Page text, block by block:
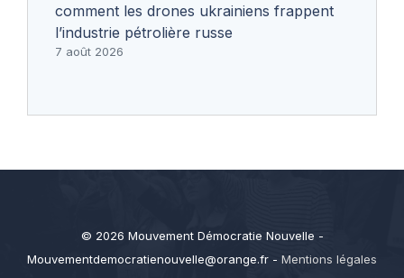
comment les drones ukrainiens frappent
l’industrie pétrolière russe
7 août 2026
© 2026 Mouvement Démocratie Nouvelle -
Mouvementdemocratienouvelle@orange.fr - Mentions légales